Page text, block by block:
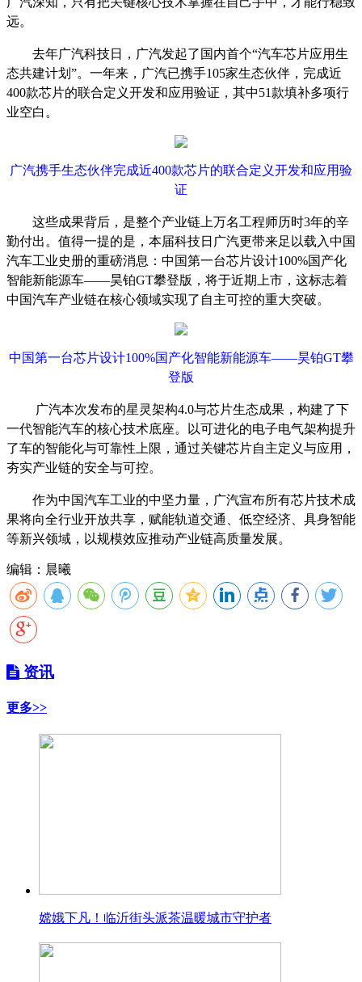
远。
去年广汽科技日，广汽发起了国内首个“汽车芯片应用生
态共建计划”。一年来，广汽已携手105家生态伙伴，完成近
400款芯片的联合定义开发和应用验证，其中51款填补多项行
业空白。
广汽携手生态伙伴完成近400款芯片的联合定义开发和应用验
证
这些成果背后，是整个产业链上万名工程师历时3年的辛
勤付出。值得一提的是，本届科技日广汽更带来足以载入中国
汽车工业史册的重磅消息：中国第一台芯片设计100%国产化
智能新能源车——昊铂GT攀登版，将于近期上市，这标志着
中国汽车产业链在核心领域实现了自主可控的重大突破。
中国第一台芯片设计100%国产化智能新能源车——昊铂GT攀
登版
广汽本次发布的星灵架构4.0与芯片生态成果，构建了下
一代智能汽车的核心技术底座。以可进化的电子电气架构提升
了车的智能化与可靠性上限，通过关键芯片自主定义与应用，
夯实产业链的安全与可控。
作为中国汽车工业的中坚力量，广汽宣布所有芯片技术成
果将向全行业开放共享，赋能轨道交通、低空经济、具身智能
等新兴领域，以规模效应推动产业链高质量发展。
编辑：晨曦
资讯
更多>>
嫦娥下凡！临沂街头派茶温暖城市守护者